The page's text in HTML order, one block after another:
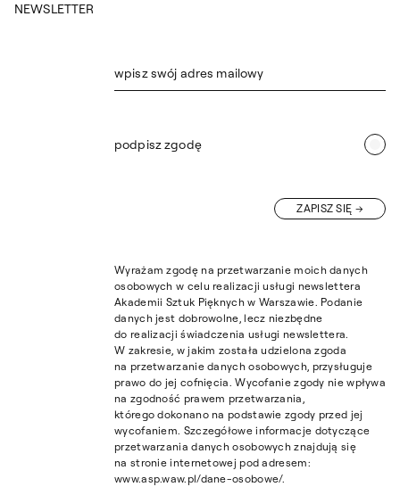
NEWSLETTER
wpisz swój adres mailowy
podpisz zgodę
ZAPISZ SIĘ
Wyrażam zgodę na przetwarzanie moich danych
osobowych w celu realizacji usługi newslettera
Akademii Sztuk Pięknych w Warszawie. Podanie
danych jest dobrowolne, lecz niezbędne
do realizacji świadczenia usługi newslettera.
W zakresie, w jakim została udzielona zgoda
na przetwarzanie danych osobowych, przysługuje
prawo do jej cofnięcia. Wycofanie zgody nie wpływa
na zgodność prawem przetwarzania,
którego dokonano na podstawie zgody przed jej
wycofaniem. Szczegółowe informacje dotyczące
przetwarzania danych osobowych znajdują się
na stronie internetowej pod adresem:
www.asp.waw.pl/dane-osobowe/.